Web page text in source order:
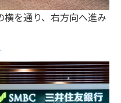
を通り、右方向へ進み